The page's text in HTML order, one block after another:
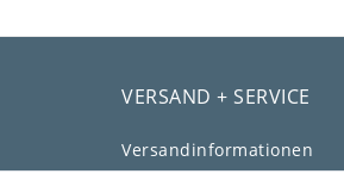
VERSAND + SERVICE
Versandinformationen